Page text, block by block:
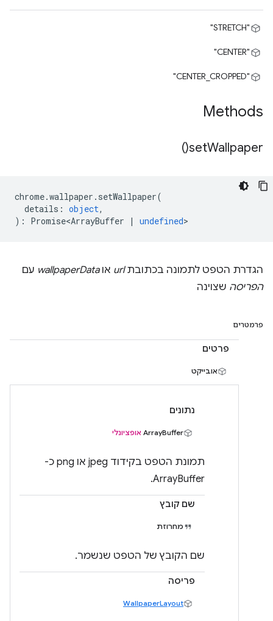
"STRETCH"
"CENTER"
"CENTER_CROPPED"
Methods
setWallpaper(
)
chrome.wallpaper . setWallpaper(
details : object,
) : Promise<ArrayBuffer | undefined>
הגדרת הטפט לתמונה בכתובתurl אוwallpaperData עם
הפריסה שצוינה
פרמטרים
פרטים
אובייקט
נתונים
‫ArrayBuffer אופציונלי
תמונת הטפט בקידוד jpeg או png כ-
ArrayBuffer.
שם קובץ
מחרוזת
שם הקובץ של הטפט שנשמר.
פריסה
WallpaperLayout